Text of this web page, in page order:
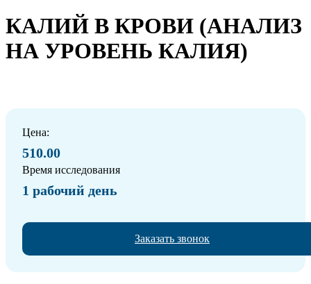
КАЛИЙ В КРОВИ (АНАЛИЗ
НА УРОВЕНЬ КАЛИЯ)
Цена:
510.00
Время исследования
1 рабочий день
Заказать звонок